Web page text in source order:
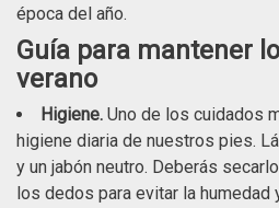
época del año.
Guía para mantener
verano
Higiene. Uno de los cuidados
higiene diaria de nuestros pies.
y un jabón neutro. Deberás
los dedos para evitar la humedad